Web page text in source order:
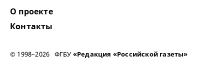
О проекте
Контакты
© 1998–2026 ФГБУ «Редакция «Российской газеты»